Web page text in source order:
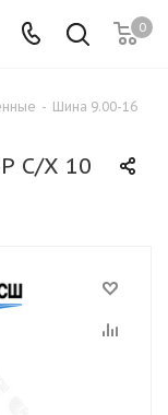
0
- Шина 9.00-16
С/Х 10